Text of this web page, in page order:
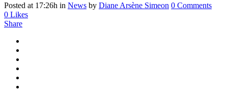
Posted at 17:26h in News by Diane Arsène Simeon 0 Comments
0 Likes
Share